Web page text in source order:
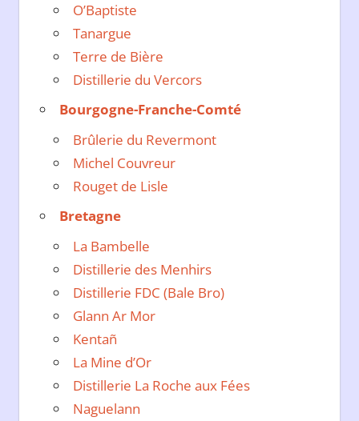
O’Baptiste
Tanargue
Terre de Bière
Distillerie du Vercors
Bourgogne-Franche-Comté
Brûlerie du Revermont
Michel Couvreur
Rouget de Lisle
Bretagne
La Bambelle
Distillerie des Menhirs
Distillerie FDC (Bale Bro)
Glann Ar Mor
Kentañ
La Mine d’Or
Distillerie La Roche aux Fées
Naguelann